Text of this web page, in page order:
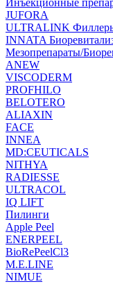
Инъекционные
JUFORA
ULTRALINK
INNATA
Мезопрепараты/
ANEW
VISCODERM
PROFHILO
BELOTERO
ALIAXIN
FACE
INNEA
MD:CEUTICALS
NITHYA
RADIESSE
ULTRACOL
IQ LIFT
Пилинги
Apple Peel
ENERPEEL
BioRePeelCl3
M.E.LINE
NIMUE